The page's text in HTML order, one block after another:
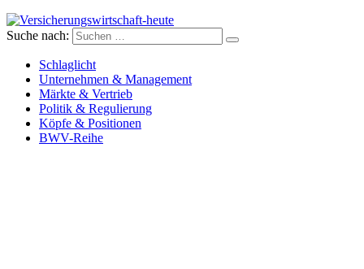
Versicherungswirtschaft-heute
Suche nach:
Schlaglicht
Unternehmen & Management
Märkte & Vertrieb
Politik & Regulierung
Köpfe & Positionen
BWV-Reihe